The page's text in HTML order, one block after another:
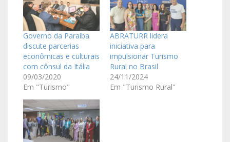
Governo da Paraíba
discute parcerias
econômicas e culturais
com cônsul da Itália
09/03/2020
Em "Turismo"
ABRATURR lidera
iniciativa para
impulsionar Turismo
Rural no Brasil
24/11/2024
Em "Turismo Rural"